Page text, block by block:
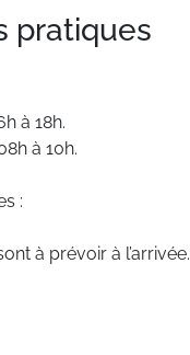
pratiques
à 18h.
à 10h.
:
à prévoir à l’arrivée.